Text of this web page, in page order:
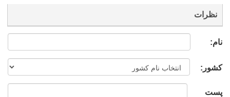
نظرات
نام:
کشور:
پست